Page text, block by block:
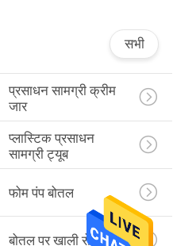
सभी
प्रसाधन सामग्री क्रीम
जार
प्लास्टिक प्रसाधन
सामग्री ट्यूब
फोम पंप बोतल
बोतल पर खाली रोल